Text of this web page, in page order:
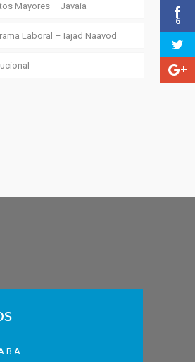
Mayores – Javaia
Laboral – Iajad Naavod
6